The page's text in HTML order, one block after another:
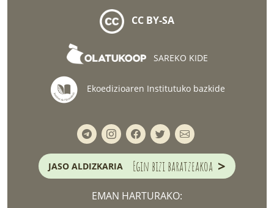
CC BY-SA
SAREKO KIDE
Ekoedizioaren Institutuko bazkide
JASO ALDIZKARIA Egin bizi baratzeakoa >
EMAN HARTURAKO: